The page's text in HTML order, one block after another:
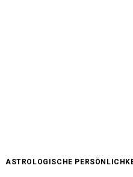
ASTROLOGISCHE